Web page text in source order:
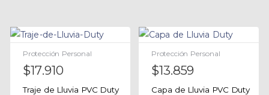
Protección Personal
$17.910
Traje de Lluvia PVC Duty
Protección Personal
$13.859
Capa de Lluvia PVC Duty